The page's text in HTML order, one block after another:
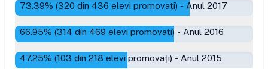
73.39% (320 din 436 elevi promovați) - Anul 2017
66.95% (314 din 469 elevi promovați) - Anul 2016
47.25% (103 din 218 elevi promovați) - Anul 2015